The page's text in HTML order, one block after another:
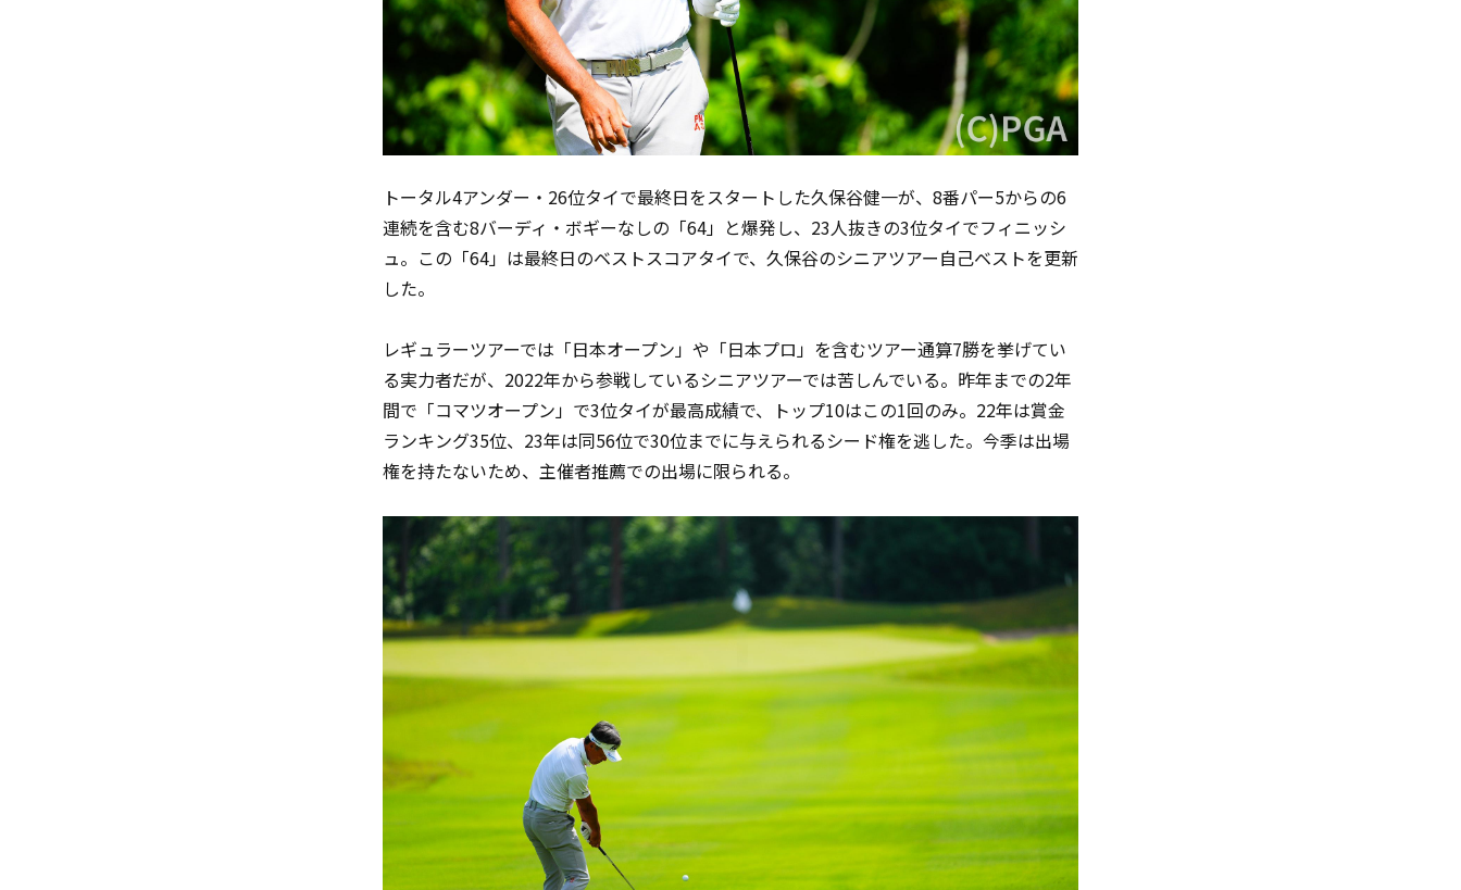
トータル4アンダー・ 26位タイで最終日をスタートした久保谷健一が、 8番パー5からの6
連続を含む8バーディ・ボギーなしの「64」と爆発し、 23人抜きの3位タイでフィニッシ
ュ。この「64」は最終日のベストスコアタイで、久保谷のシニアツアー自己ベストを更新
した。
レギュラーツアーでは「日本オープン」や「日本プロ」を含むツアー通算7勝を挙げてい
る実力者だが、 2022年から参戦しているシニアツアーでは苦しんでいる。昨年までの2年
間で「コマツオープン」で3位タイが最高成績で、トップ10はこの1回のみ。 22年は賞金
ランキング35位、 23年は同56位で30位までに与えられるシード権を逃した。今季は出場
権を持たないため、主催者推薦での出場に限られる。